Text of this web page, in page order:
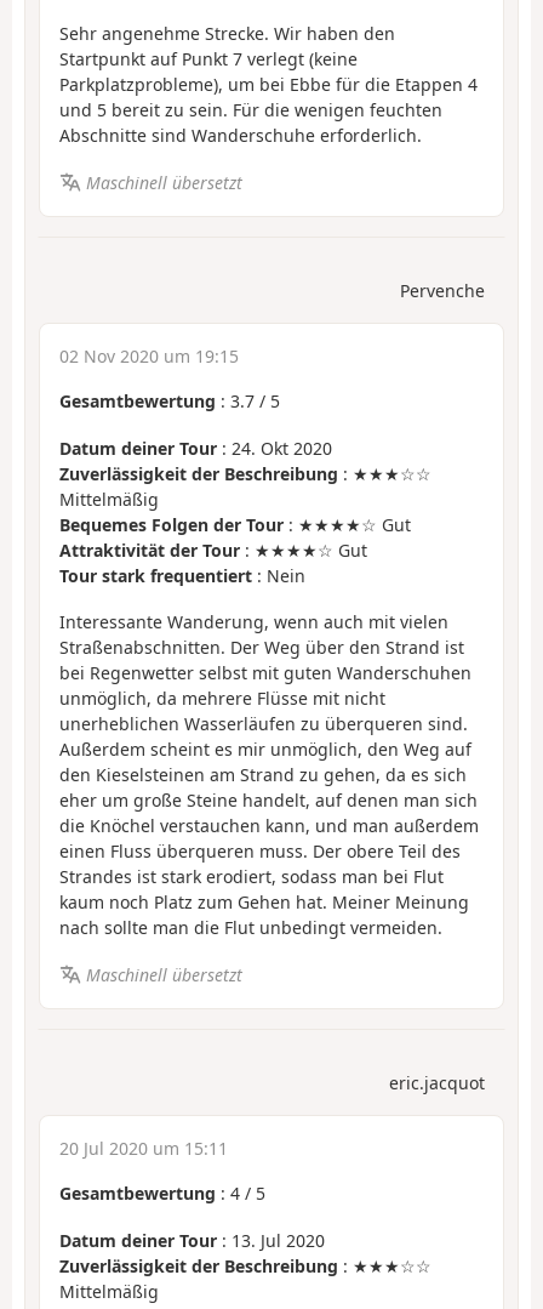
Sehr angenehme Strecke. Wir haben den
Startpunkt auf Punkt 7 verlegt (keine
Parkplatzprobleme), um bei Ebbe für die Etappen 4
und 5 bereit zu sein. Für die wenigen feuchten
Abschnitte sind Wanderschuhe erforderlich.
Maschinell übersetzt
Pervenche
02 Nov 2020 um 19:15
Gesamtbewertung : 3.7 / 5
Datum deiner Tour : 24. Okt 2020
Zuverlässigkeit der Beschreibung : ★★★☆☆
Mittelmäßig
Bequemes Folgen der Tour : ★★★★☆ Gut
Attraktivität der Tour : ★★★★☆ Gut
Tour stark frequentiert : Nein
Interessante Wanderung, wenn auch mit vielen
Straßenabschnitten. Der Weg über den Strand ist
bei Regenwetter selbst mit guten Wanderschuhen
unmöglich, da mehrere Flüsse mit nicht
unerheblichen Wasserläufen zu überqueren sind.
Außerdem scheint es mir unmöglich, den Weg auf
den Kieselsteinen am Strand zu gehen, da es sich
eher um große Steine handelt, auf denen man sich
die Knöchel verstauchen kann, und man außerdem
einen Fluss überqueren muss. Der obere Teil des
Strandes ist stark erodiert, sodass man bei Flut
kaum noch Platz zum Gehen hat. Meiner Meinung
nach sollte man die Flut unbedingt vermeiden.
Maschinell übersetzt
eric.jacquot
20 Jul 2020 um 15:11
Gesamtbewertung : 4 / 5
Datum deiner Tour : 13. Jul 2020
Zuverlässigkeit der Beschreibung : ★★★☆☆
Mittelmäßig